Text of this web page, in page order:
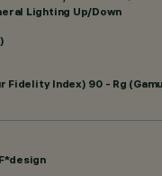
Lighting Up/Down
Fidelity Index) 90 - Rg